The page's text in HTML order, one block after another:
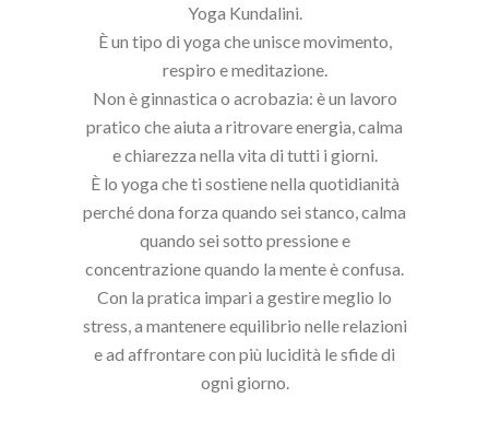
Yoga Kundalini.
È un tipo di yoga che unisce movimento,
respiro e meditazione.
Non è ginnastica o acrobazia: è un lavoro
pratico che aiuta a ritrovare energia, calma
e chiarezza nella vita di tutti i giorni.
È lo yoga che ti sostiene nella quotidianità
perché dona forza quando sei stanco, calma
quando sei sotto pressione e
concentrazione quando la mente è confusa.
Con la pratica impari a gestire meglio lo
stress, a mantenere equilibrio nelle relazioni
e ad affrontare con più lucidità le sfide di
ogni giorno.